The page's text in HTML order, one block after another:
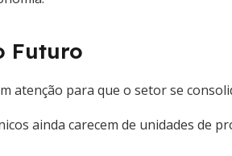
Futuro
atenção para que o setor se
ainda carecem de unidades de